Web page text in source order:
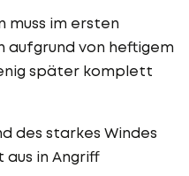
muss im ersten
aufgrund von heftigem
später komplett
des starkes Windes
in Angriff